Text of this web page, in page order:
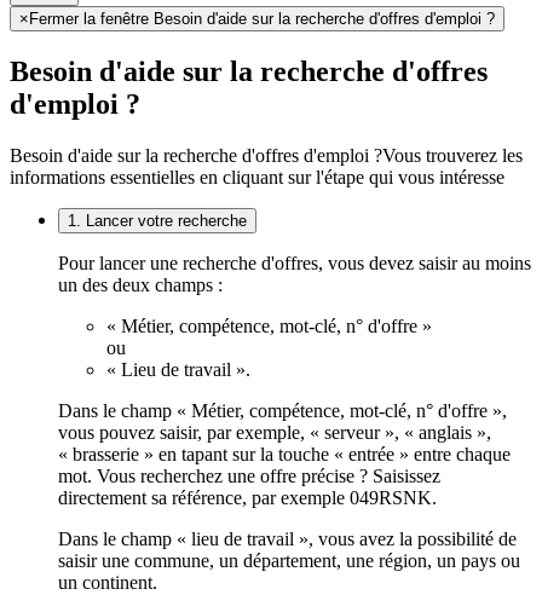
× Fermer la fenêtre Besoin d'aide sur la recherche d'offres d'emploi ?
Besoin d'aide sur la recherche d'offres
d'emploi ?
Besoin d'aide sur la recherche d'offres d'emploi ?Vous trouverez les
informations essentielles en cliquant sur l'étape qui vous intéresse
1. Lancer votre recherche
Pour lancer une recherche d'offres, vous devez saisir au moins
un des deux champs :
« Métier, compétence, mot-clé, n° d'offre »
ou
« Lieu de travail ».
Dans le champ « Métier, compétence, mot-clé, n° d'offre »,
vous pouvez saisir, par exemple, « serveur », « anglais »,
« brasserie » en tapant sur la touche « entrée » entre chaque
mot. Vous recherchez une offre précise ? Saisissez
directement sa référence, par exemple 049RSNK.
Dans le champ « lieu de travail », vous avez la possibilité de
saisir une commune, un département, une région, un pays ou
un continent.